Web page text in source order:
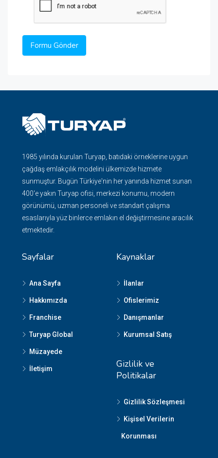
1985 yılında kurulan Turyap, batıdaki örneklerine uygun
çağdaş emlakçılık modelini ülkemizde hizmete
sunmuştur. Bugün Türkiye'nin her yanında hizmet sunan
400'e yakın Turyap ofisi, merkezi konumu, modern
görünümü, uzman personeli ve standart çalışma
esaslarıyla yüz binlerce emlakın el değiştirmesine aracılık
etmektedir.
Sayfalar
Ana Sayfa
Hakkımızda
Franchise
Turyap Global
Müzayede
İletişim
Kaynaklar
İlanlar
Ofislerimiz
Danışmanlar
Kurumsal Satış
Gizlilik ve
Politikalar
Gizlilik Sözleşmesi
Kişisel Verilerin
Korunması